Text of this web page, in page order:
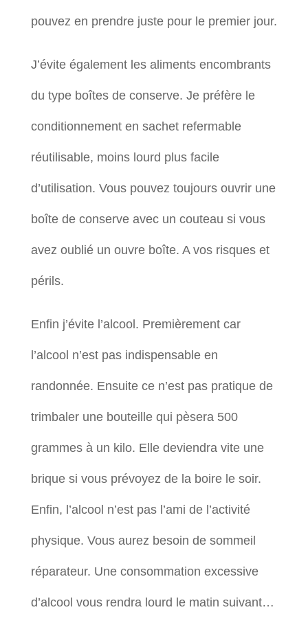
pouvez en prendre juste pour le premier jour.
J’évite également les aliments encombrants
du type boîtes de conserve. Je préfère le
conditionnement en sachet refermable
réutilisable, moins lourd plus facile
d’utilisation. Vous pouvez toujours ouvrir une
boîte de conserve avec un couteau si vous
avez oublié un ouvre boîte. A vos risques et
périls.
Enfin j’évite l’alcool. Premièrement car
l’alcool n’est pas indispensable en
randonnée. Ensuite ce n’est pas pratique de
trimbaler une bouteille qui pèsera 500
grammes à un kilo. Elle deviendra vite une
brique si vous prévoyez de la boire le soir.
Enfin, l’alcool n’est pas l’ami de l’activité
physique. Vous aurez besoin de sommeil
réparateur. Une consommation excessive
d’alcool vous rendra lourd le matin suivant…